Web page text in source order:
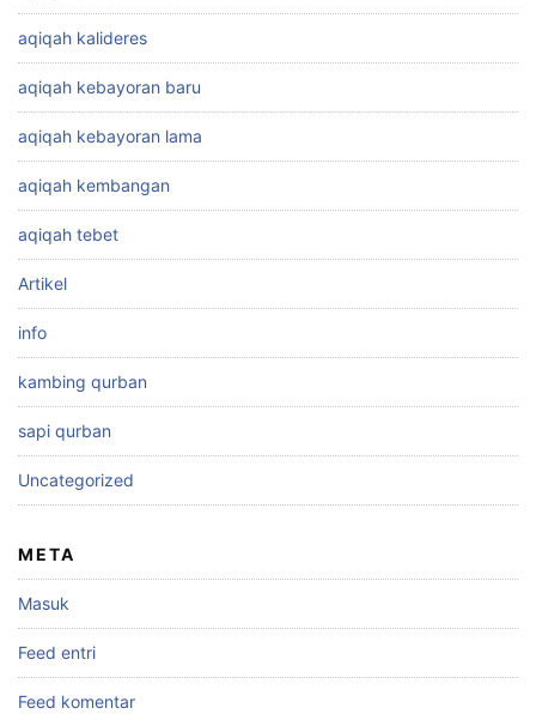
aqiqah kalideres
aqiqah kebayoran baru
aqiqah kebayoran lama
aqiqah kembangan
aqiqah tebet
Artikel
info
kambing qurban
sapi qurban
Uncategorized
META
Masuk
Feed entri
Feed komentar